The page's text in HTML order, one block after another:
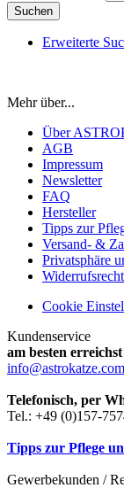
Suchen
Erweiterte
Mehr über...
Über
AGB
Impressum
Newsletter
FAQ
Hersteller
Tipps zur
Versand- &
Privatsphäre
Cookie
Kundenservice
am besten
info@astrokatze.com
Telefonisch, per
Tel.: +49 (0)157-
Tipps zur Pflege
Gewerbekunden /